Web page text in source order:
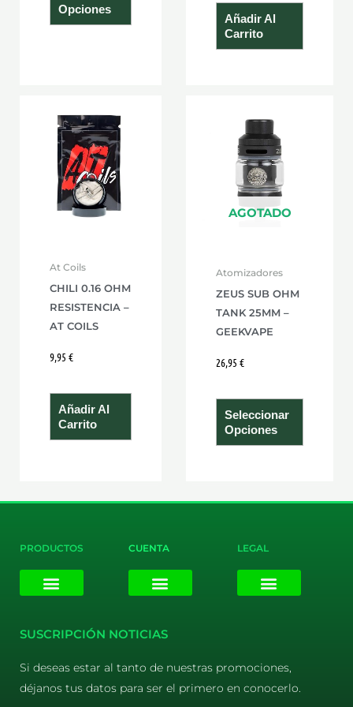
Opciones
Añadir Al
Carrito
At Coils
CHILI 0.16 OHM
RESISTENCIA –
AT COILS
9,95 €
Añadir Al
Carrito
AGOTADO
Atomizadores
ZEUS SUB OHM
TANK 25MM –
GEEKVAPE
26,95 €
Seleccionar
Opciones
PRODUCTOS CUENTA LEGAL
SUSCRIPCIÓN NOTICIAS
Si deseas estar al tanto de nuestras promociones,
déjanos tus datos para ser el primero en conocerlo.